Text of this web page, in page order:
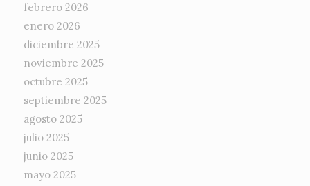
febrero 2026
enero 2026
diciembre 2025
noviembre 2025
octubre 2025
septiembre 2025
agosto 2025
julio 2025
junio 2025
mayo 2025